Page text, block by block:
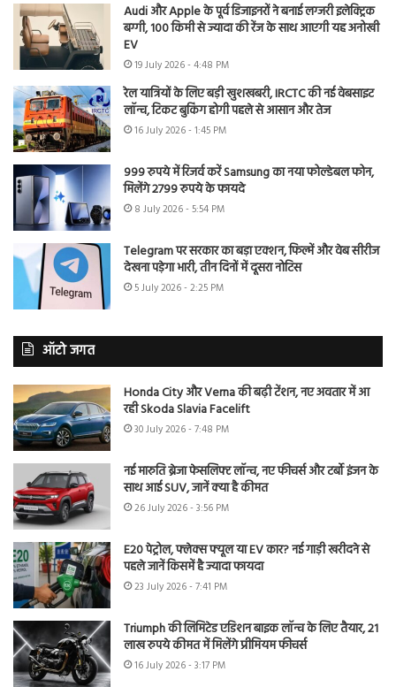
Audi और Apple के पूर्व डिजाइनरों ने बनाई लग्जरी इलेक्ट्रिक
बग्गी, 100 किमी से ज्यादा की रेंज के साथ आएगी यह अनोखी
EV
19 July 2026 - 4:48 PM
रेल यात्रियों के लिए बड़ी खुशखबरी, IRCTC की नई वेबसाइट
लॉन्च, टिकट बुकिंग होगी पहले से आसान और तेज
16 July 2026 - 1:45 PM
999 रुपये में रिजर्व करें Samsung का नया फोल्डेबल फोन,
मिलेंगे 2799 रुपये के फायदे
8 July 2026 - 5:54 PM
Telegram पर सरकार का बड़ा एक्शन, फिल्में और वेब सीरीज
देखना पड़ेगा भारी, तीन दिनों में दूसरा नोटिस
5 July 2026 - 2:25 PM
ऑटो जगत
Honda City और Verna की बढ़ी टेंशन, नए अवतार में आ
रही Skoda Slavia Facelift
30 July 2026 - 7:48 PM
नई मारुति ब्रेजा फेसलिफ्ट लॉन्च, नए फीचर्स और टर्बो इंजन के
साथ आई SUV, जानें क्या है कीमत
26 July 2026 - 3:56 PM
E20 पेट्रोल, फ्लेक्स फ्यूल या EV कार? नई गाड़ी खरीदने से
पहले जानें किसमें है ज्यादा फायदा
23 July 2026 - 7:41 PM
Triumph की लिमिटेड एडिशन बाइक लॉन्च के लिए तैयार, 21
लाख रुपये कीमत में मिलेंगे प्रीमियम फीचर्स
16 July 2026 - 3:17 PM